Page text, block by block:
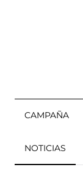
CAMPAÑA
NOTICIAS